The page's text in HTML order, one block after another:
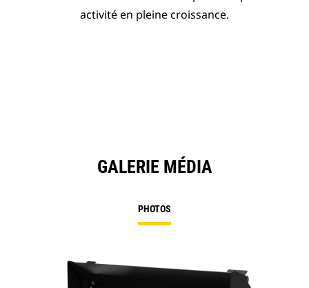
activité en pleine croissance.
GALERIE MÉDIA
PHOTOS